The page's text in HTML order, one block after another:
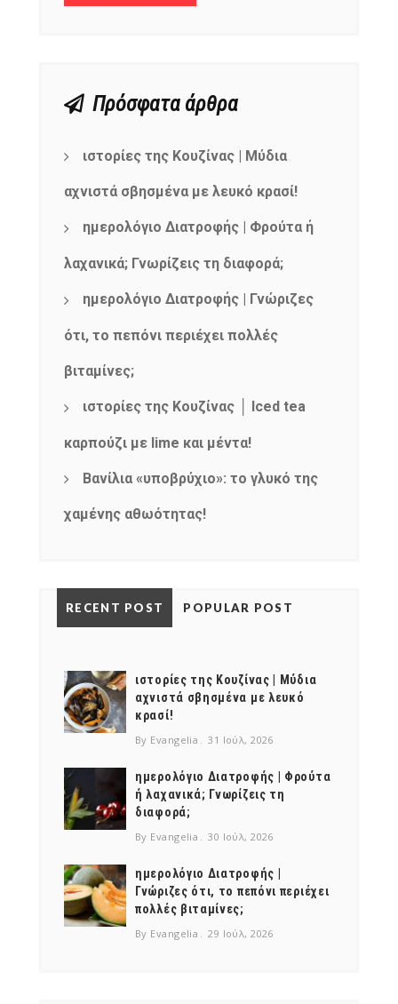
Πρόσφατα άρθρα
ιστορίες της Κουζίνας | Μύδια
αχνιστά σβησμένα με λευκό κρασί!
ημερολόγιο Διατροφής | Φρούτα ή
λαχανικά; Γνωρίζεις τη διαφορά;
ημερολόγιο Διατροφής | Γνώριζες
ότι, το πεπόνι περιέχει πολλές
βιταμίνες;
ιστορίες της Κουζίνας │ Iced tea
καρπούζι με lime και μέντα!
Βανίλια «υποβρύχιο»: το γλυκό της
χαμένης αθωότητας!
RECENT POST POPULAR POST
ιστορίες της Κουζίνας | Μύδια
αχνιστά σβησμένα με λευκό
κρασί!
By Evangelia 31 Ιούλ, 2026
ημερολόγιο Διατροφής | Φρούτα
ή λαχανικά; Γνωρίζεις τη
διαφορά;
By Evangelia 30 Ιούλ, 2026
ημερολόγιο Διατροφής |
Γνώριζες ότι, το πεπόνι περιέχει
πολλές βιταμίνες;
By Evangelia 29 Ιούλ, 2026
products